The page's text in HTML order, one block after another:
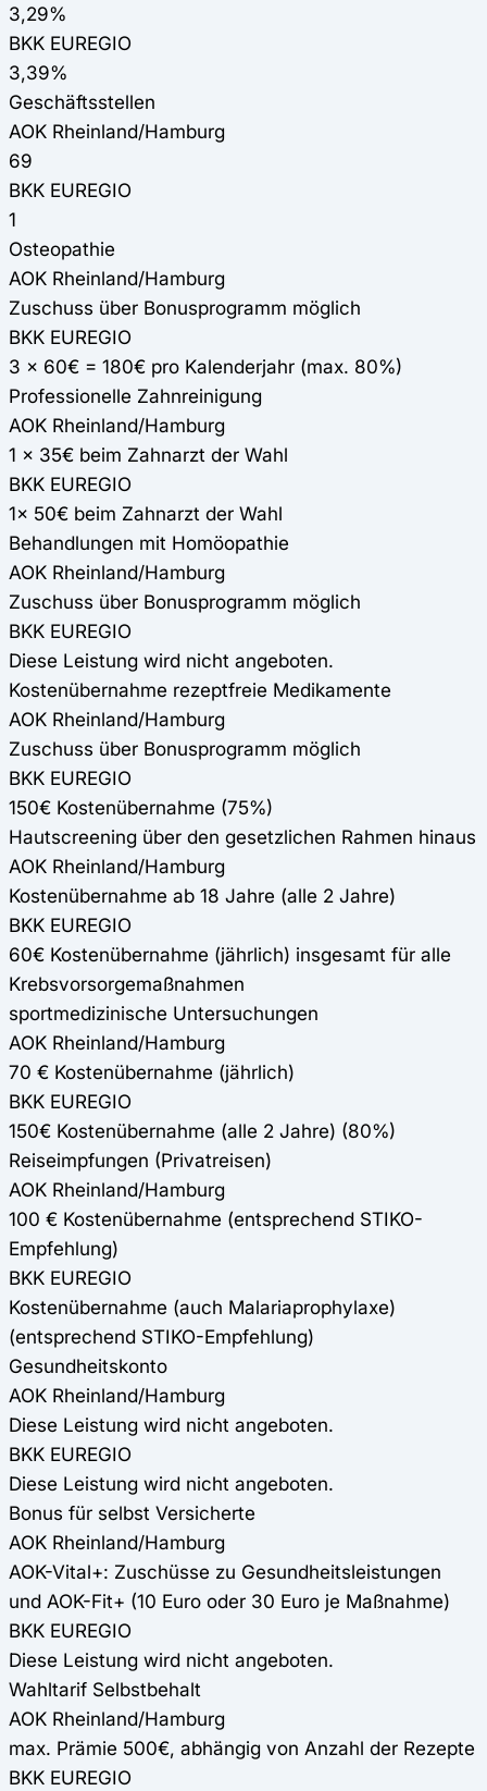
3,29%
BKK EUREGIO
3,39%
Geschäftsstellen
AOK Rheinland/Hamburg
69
BKK EUREGIO
1
Osteopathie
AOK Rheinland/Hamburg
Zuschuss über Bonusprogramm möglich
BKK EUREGIO
3 x 60€ = 180€ pro Kalenderjahr (max. 80%)
Professionelle Zahnreinigung
AOK Rheinland/Hamburg
1 x 35€ beim Zahnarzt der Wahl
BKK EUREGIO
1x 50€ beim Zahnarzt der Wahl
Behandlungen mit Homöopathie
AOK Rheinland/Hamburg
Zuschuss über Bonusprogramm möglich
BKK EUREGIO
Diese Leistung wird nicht angeboten.
Kostenübernahme rezeptfreie Medikamente
AOK Rheinland/Hamburg
Zuschuss über Bonusprogramm möglich
BKK EUREGIO
150€ Kostenübernahme (75%)
Hautscreening über den gesetzlichen Rahmen hinaus
AOK Rheinland/Hamburg
Kostenübernahme ab 18 Jahre (alle 2 Jahre)
BKK EUREGIO
60€ Kostenübernahme (jährlich) insgesamt für alle
Krebsvorsorgemaßnahmen
sportmedizinische Untersuchungen
AOK Rheinland/Hamburg
70 € Kostenübernahme (jährlich)
BKK EUREGIO
150€ Kostenübernahme (alle 2 Jahre) (80%)
Reiseimpfungen (Privatreisen)
AOK Rheinland/Hamburg
100 € Kostenübernahme (entsprechend STIKO-
Empfehlung)
BKK EUREGIO
Kostenübernahme (auch Malariaprophylaxe)
(entsprechend STIKO-Empfehlung)
Gesundheitskonto
AOK Rheinland/Hamburg
Diese Leistung wird nicht angeboten.
BKK EUREGIO
Diese Leistung wird nicht angeboten.
Bonus für selbst Versicherte
AOK Rheinland/Hamburg
AOK-Vital+: Zuschüsse zu Gesundheitsleistungen
und AOK-Fit+ (10 Euro oder 30 Euro je Maßnahme)
BKK EUREGIO
Diese Leistung wird nicht angeboten.
Wahltarif Selbstbehalt
AOK Rheinland/Hamburg
max. Prämie 500€, abhängig von Anzahl der Rezepte
BKK EUREGIO